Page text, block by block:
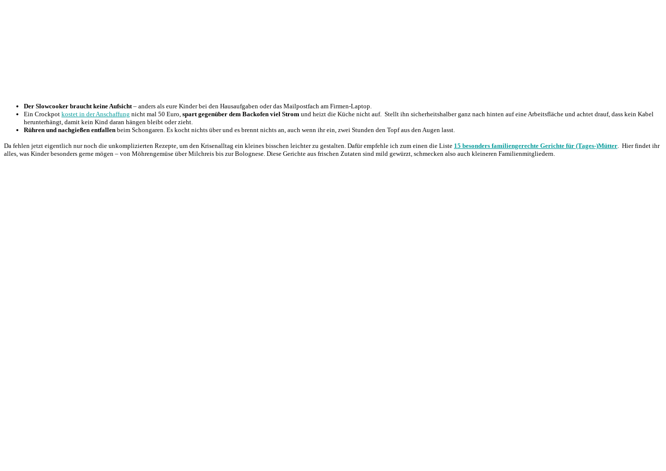
Der Slowcooker braucht keine Aufsicht – anders als eure Kinder bei den Hausaufgaben oder das Mailpostfach am Firmen-Laptop.
Ein Crockpot kostet in der Anschaffung nicht mal 50 Euro, spart gegenüber dem Backofen viel Strom und heizt die Küche nicht auf. Stellt ihn sicherheitshalber ganz nach hinten auf eine Arbeitsfläche und achtet drauf, dass kein Kabel
herunterhängt, damit kein Kind daran hängen bleibt oder zieht.
Rühren und nachgießen entfallen beim Schongaren. Es kocht nichts über und es brennt nichts an, auch wenn ihr ein, zwei Stunden den Topf aus den Augen lasst.
Da fehlen jetzt eigentlich nur noch die unkomplizierten Rezepte, um den Krisenalltag ein kleines bisschen leichter zu gestalten. Dafür empfehle ich zum einen die Liste 15 besonders familiengerechte Gerichte für (Tages-)Mütter . Hier findet ihr
alles, was Kinder besonders gerne mögen – von Möhrengemüse über Milchreis bis zur Bolognese. Diese Gerichte aus frischen Zutaten sind mild gewürzt, schmecken also auch kleineren Familienmitgliedern.